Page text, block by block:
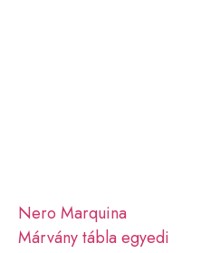
Nero Marquina
Márvány tábla egyedi